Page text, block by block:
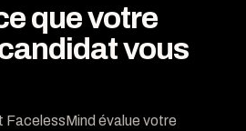
que votre
vous
évalue votre